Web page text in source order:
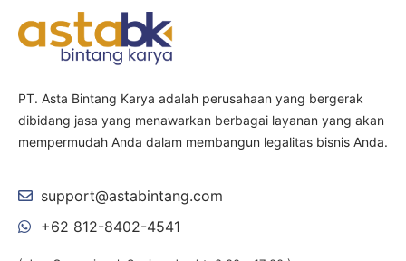
PT. Asta Bintang Karya adalah perusahaan yang bergerak
dibidang jasa yang menawarkan berbagai layanan yang akan
mempermudah Anda dalam membangun legalitas bisnis Anda.
support@astabintang.com
+62 812-8402-4541